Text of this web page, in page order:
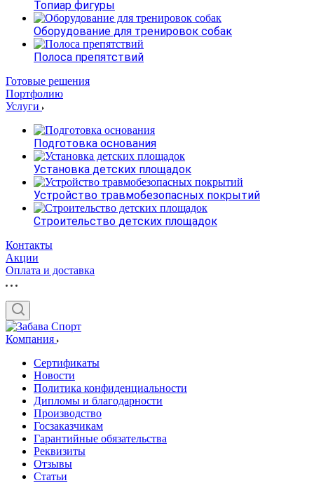
Топиар фигуры
Оборудование для тренировок собак
Полоса препятствий
Готовые решения
Портфолию
Услуги
Подготовка основания
Установка детских площадок
Устройство травмобезопасных покрытий
Строительство детских площадок
Контакты
Акции
Оплата и доставка
Компания
Сертификаты
Новости
Политика конфиденциальности
Дипломы и благодарности
Производство
Госзаказчикам
Гарантийные обязательства
Реквизиты
Отзывы
Статьи